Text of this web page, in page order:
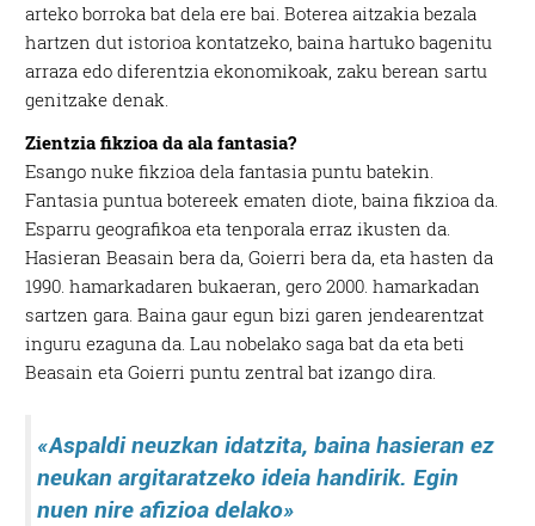
arteko borroka bat dela ere bai. Boterea aitzakia bezala
hartzen dut istorioa kontatzeko, baina hartuko bagenitu
arraza edo diferentzia ekonomikoak, zaku berean sartu
genitzake denak.
Zientzia fikzioa da ala fantasia?
Esango nuke fikzioa dela fantasia puntu batekin.
Fantasia puntua botereek ematen diote, baina fikzioa da.
Esparru geografikoa eta tenporala erraz ikusten da.
Hasieran Beasain bera da, Goierri bera da, eta hasten da
1990. hamarkadaren bukaeran, gero 2000. hamarkadan
sartzen gara. Baina gaur egun bizi garen jendearentzat
inguru ezaguna da. Lau nobelako saga bat da eta beti
Beasain eta Goierri puntu zentral bat izango dira.
«Aspaldi neuzkan idatzita, baina hasieran ez
neukan argitaratzeko ideia handirik. Egin
nuen nire afizioa delako»